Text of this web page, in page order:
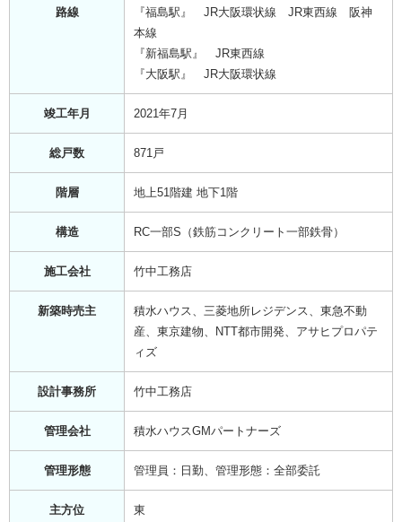
路線
『福島駅』 JR大阪環状線 JR東西線 阪神
本線
『新福島駅』 JR東西線
『大阪駅』 JR大阪環状線
竣工年月 2021年7月
総戸数 871戸
階層 地上51階建 地下1階
構造 RC一部S（鉄筋コンクリート一部鉄骨）
施工会社 竹中工務店
新築時売主
積水ハウス、三菱地所レジデンス、東急不動
産、東京建物、NTT都市開発、アサヒプロパテ
ィズ
設計事務所 竹中工務店
管理会社 積水ハウスGMパートナーズ
管理形態 管理員：日勤、管理形態：全部委託
主方位 東